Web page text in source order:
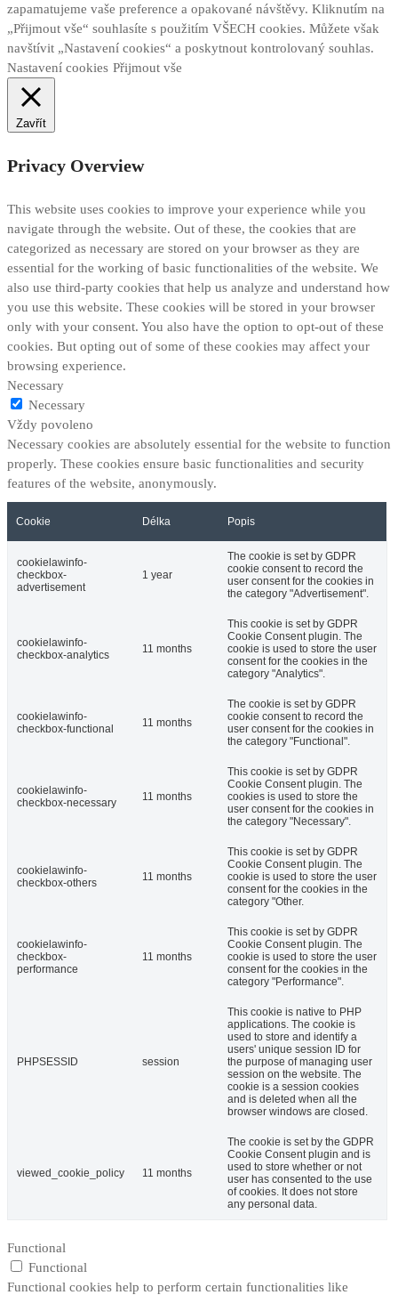
zapamatujeme vaše preference a opakované návštěvy. Kliknutím na
„Přijmout vše“ souhlasíte s použitím VŠECH cookies. Můžete však
navštívit „Nastavení cookies“ a poskytnout kontrolovaný souhlas.
Nastavení cookies Přijmout vše
Zavřít
Privacy Overview
This website uses cookies to improve your experience while you
navigate through the website. Out of these, the cookies that are
categorized as necessary are stored on your browser as they are
essential for the working of basic functionalities of the website. We
also use third-party cookies that help us analyze and understand how
you use this website. These cookies will be stored in your browser
only with your consent. You also have the option to opt-out of these
cookies. But opting out of some of these cookies may affect your
browsing experience.
Necessary
Necessary
Vždy povoleno
Necessary cookies are absolutely essential for the website to function
properly. These cookies ensure basic functionalities and security
features of the website, anonymously.
Cookie Délka Popis
cookielawinfo-
checkbox-
advertisement
1 year
The cookie is set by GDPR
cookie consent to record the
user consent for the cookies in
the category "Advertisement".
cookielawinfo-
checkbox-analytics
11 months
This cookie is set by GDPR
Cookie Consent plugin. The
cookie is used to store the user
consent for the cookies in the
category "Analytics".
cookielawinfo-
checkbox-functional
11 months
The cookie is set by GDPR
cookie consent to record the
user consent for the cookies in
the category "Functional".
cookielawinfo-
checkbox-necessary
11 months
This cookie is set by GDPR
Cookie Consent plugin. The
cookies is used to store the
user consent for the cookies in
the category "Necessary".
cookielawinfo-
checkbox-others
11 months
This cookie is set by GDPR
Cookie Consent plugin. The
cookie is used to store the user
consent for the cookies in the
category "Other.
cookielawinfo-
checkbox-
performance
11 months
This cookie is set by GDPR
Cookie Consent plugin. The
cookie is used to store the user
consent for the cookies in the
category "Performance".
PHPSESSID session
This cookie is native to PHP
applications. The cookie is
used to store and identify a
users' unique session ID for
the purpose of managing user
session on the website. The
cookie is a session cookies
and is deleted when all the
browser windows are closed.
viewed_cookie_policy 11 months
The cookie is set by the GDPR
Cookie Consent plugin and is
used to store whether or not
user has consented to the use
of cookies. It does not store
any personal data.
Functional
Functional
Functional cookies help to perform certain functionalities like